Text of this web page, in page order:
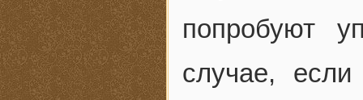
попробуют
случае,